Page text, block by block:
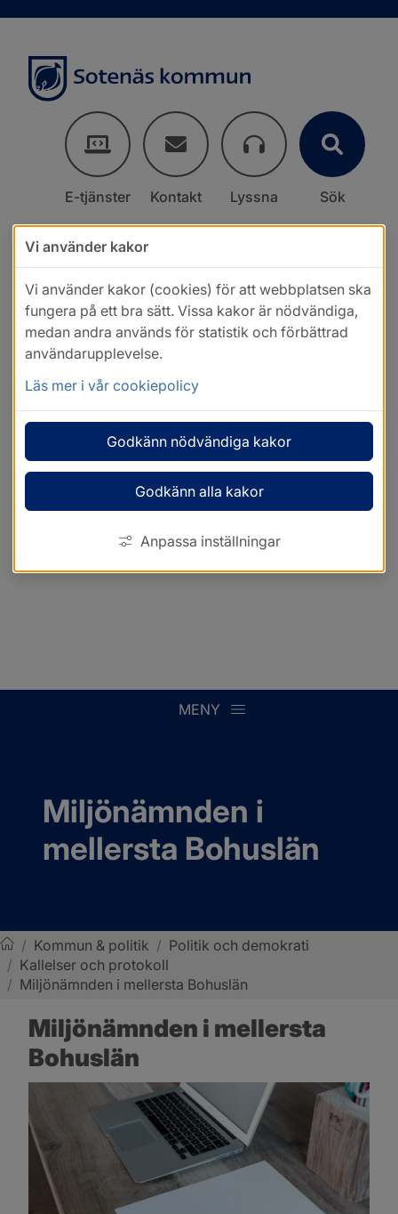
E-tjänster Kontakt Lyssna Sök
MENY
Miljönämnden i
mellersta Bohuslän
Sotenäs kommun
/ Kommun & politik / Politik och demokrati
/ Kallelser och protokoll
/ Miljönämnden i mellersta Bohuslän
Miljönämnden i mellersta
Bohuslän
Vi använder kakor
Vi använder kakor (cookies) för att webbplatsen ska
fungera på ett bra sätt. Vissa kakor är nödvändiga,
medan andra används för statistik och förbättrad
användarupplevelse.
Läs mer i vår cookiepolicy
Godkänn nödvändiga kakor
Godkänn alla kakor
Anpassa inställningar